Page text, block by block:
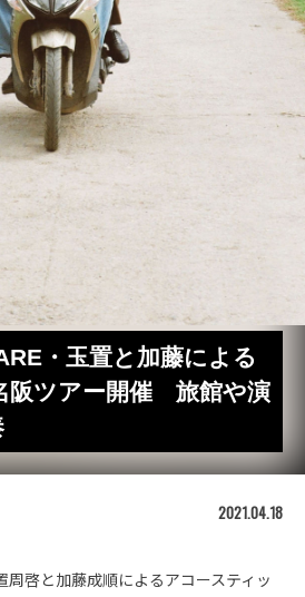
・玉置と加藤による
阪ツアー開催 旅館や演
2021.04.18
周啓と加藤成順によるアコースティッ